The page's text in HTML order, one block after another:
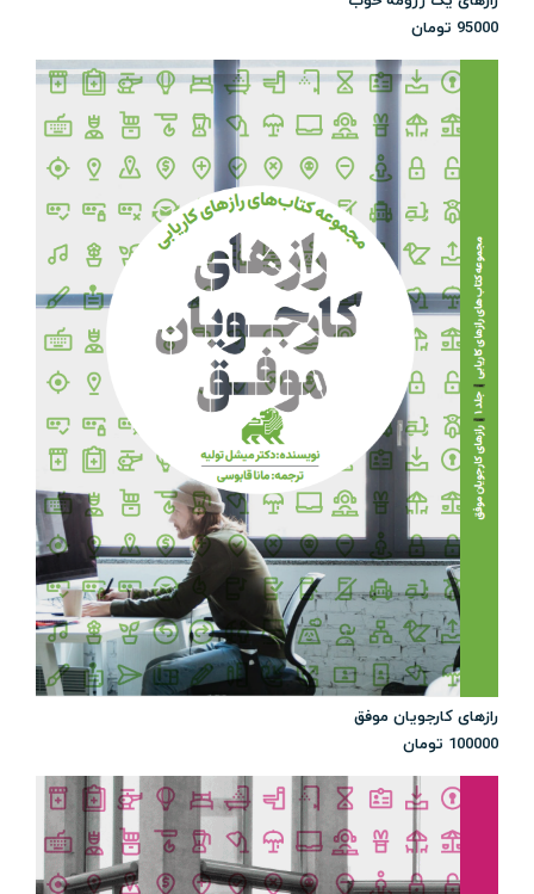
95000 تومان
رازهای کارجویان موفق
100000 تومان